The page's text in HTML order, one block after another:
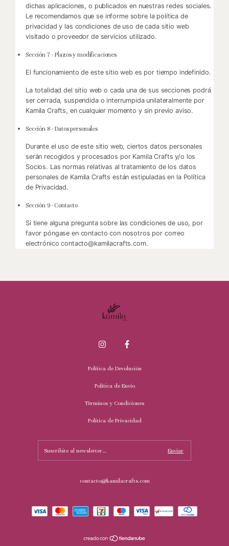
dichas aplicaciones, o publicados en nuestras redes sociales.
Le recomendamos que se informe sobre la política de
privacidad y las condiciones de uso de cada sitio web
visitado o proveedor de servicios utilizado.
Sección 7 - Plazos y modificaciones
El funcionamiento de este sitio web es por tiempo indefinido.
La totalidad del sitio web o cada una de sus secciones podrá
ser cerrada, suspendida o interrumpida unilateralmente por
Kamila Crafts, en cualquier momento y sin previo aviso.
Sección 8 - Datos personales
Durante el uso de este sitio web, ciertos datos personales
serán recogidos y procesados por Kamila Crafts y/o los
Socios. Las normas relativas al tratamiento de los datos
personales de Kamila Crafts están estipuladas en la Política
de Privacidad.
Sección 9 - Contacto
Si tiene alguna pregunta sobre las condiciones de uso, por
favor póngase en contacto con nosotros por correo
electrónicocontacto@kamilacrafts.com.
Política de Devolución
Política de Envío
Términos y Condiciones
Política de Privacidad
contacto@kamilacrafts.com